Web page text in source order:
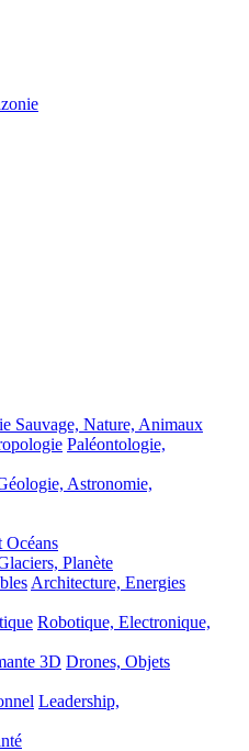
Sauvage, Nature, Animaux
Paléontologie,
Astronomie,
Océans
Planète
Architecture, Energies
Robotique, Electronique,
3D Drones, Objets
Leadership,